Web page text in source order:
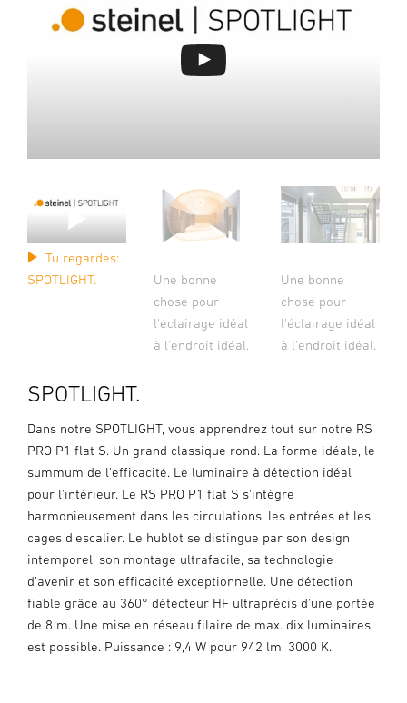
Tu regardes:
SPOTLIGHT.
Une bonne
chose pour
l'éclairage idéal
à l'endroit idéal.
Une bonne
chose pour
l'éclairage idéal
à l'endroit idéal.
SPOTLIGHT.
Dans notre SPOTLIGHT, vous apprendrez tout sur notre RS
PRO P1 flat S. Un grand classique rond. La forme idéale, le
summum de l'efficacité. Le luminaire à détection idéal
pour l'intérieur. Le RS PRO P1 flat S s'intègre
harmonieusement dans les circulations, les entrées et les
cages d'escalier. Le hublot se distingue par son design
intemporel, son montage ultrafacile, sa technologie
d'avenir et son efficacité exceptionnelle. Une détection
fiable grâce au 360° détecteur HF ultraprécis d'une portée
de 8 m. Une mise en réseau filaire de max. dix luminaires
est possible. Puissance : 9,4 W pour 942 lm, 3000 K.